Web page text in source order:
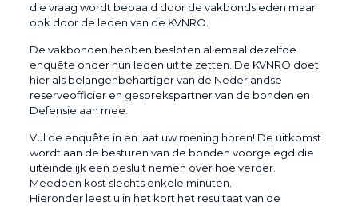
die vraag wordt bepaald door de vakbondsleden maar
ook door de leden van de KVNRO.
De vakbonden hebben besloten allemaal dezelfde
enquête onder hun leden uit te zetten. De KVNRO doet
hier als belangenbehartiger van de Nederlandse
reserveofficier en gesprekspartner van de bonden en
Defensie aan mee.
Vul de enquête in en laat uw mening horen! De uitkomst
wordt aan de besturen van de bonden voorgelegd die
uiteindelijk een besluit nemen over hoe verder.
Meedoen kost slechts enkele minuten.
Hieronder leest u in het kort het resultaat van de